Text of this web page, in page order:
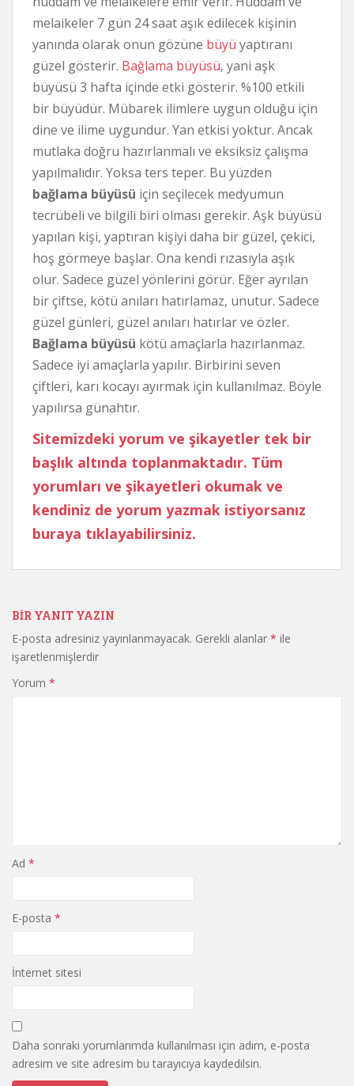
melaikeler 7 gün 24 saat aşık edilecek kişinin
yanında olarak onun gözüne büyü yaptıranı
güzel gösterir. Bağlama büyüsü, yani aşk
büyüsü 3 hafta içinde etki gösterir. %100 etkili
bir büyüdür. Mübarek ilimlere uygun olduğu için
dine ve ilime uygundur. Yan etkisi yoktur. Ancak
mutlaka doğru hazırlanmalı ve eksiksiz çalışma
yapılmalıdır. Yoksa ters teper. Bu yüzden
bağlama büyüsü için seçilecek medyumun
tecrübeli ve bilgili biri olması gerekir. Aşk büyüsü
yapılan kişi, yaptıran kişiyi daha bir güzel, çekici,
hoş görmeye başlar. Ona kendi rızasıyla aşık
olur. Sadece güzel yönlerini görür. Eğer ayrılan
bir çiftse, kötü anıları hatırlamaz, unutur. Sadece
güzel günleri, güzel anıları hatırlar ve özler.
Bağlama büyüsü kötü amaçlarla hazırlanmaz.
Sadece iyi amaçlarla yapılır. Birbirini seven
çiftleri, karı kocayı ayırmak için kullanılmaz. Böyle
yapılırsa günahtır.
Sitemizdeki yorum ve şikayetler tek bir
başlık altında toplanmaktadır. Tüm
yorumları ve şikayetleri okumak ve
kendiniz de yorum yazmak istiyorsanız
buraya tıklayabilirsiniz.
BIR YANIT YAZIN
E-posta adresiniz yayınlanmayacak. Gerekli alanlar * ile
işaretlenmişlerdir
Yorum *
Ad *
E-posta *
İnternet sitesi
Daha sonraki yorumlarımda kullanılması için adım, e-posta
adresim ve site adresim bu tarayıcıya kaydedilsin.